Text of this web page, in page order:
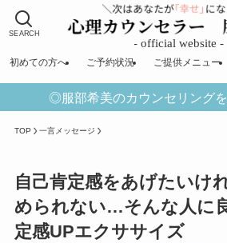
SEARCH
初めての方へ ご予約状況 ご提供メニュー
◎服部希美のカウンセリング
TOP 一言メッセージ
自己肯定感をあげたいけ
められない…そんな人に
定感UPエクササイズ